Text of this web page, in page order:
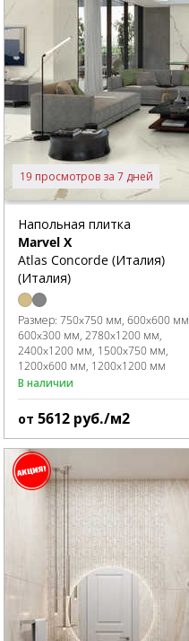
19 просмотров за 7 дней
Напольная плитка
Marvel X
Atlas Concorde (Италия)
(Италия)
Размер:750x750 мм 600x600 мм
600x300 мм 2780x1200 мм
2400x1200 мм 1500x750 мм
1200x600 мм 1200x1200 мм
В наличии
от5612 руб./м2